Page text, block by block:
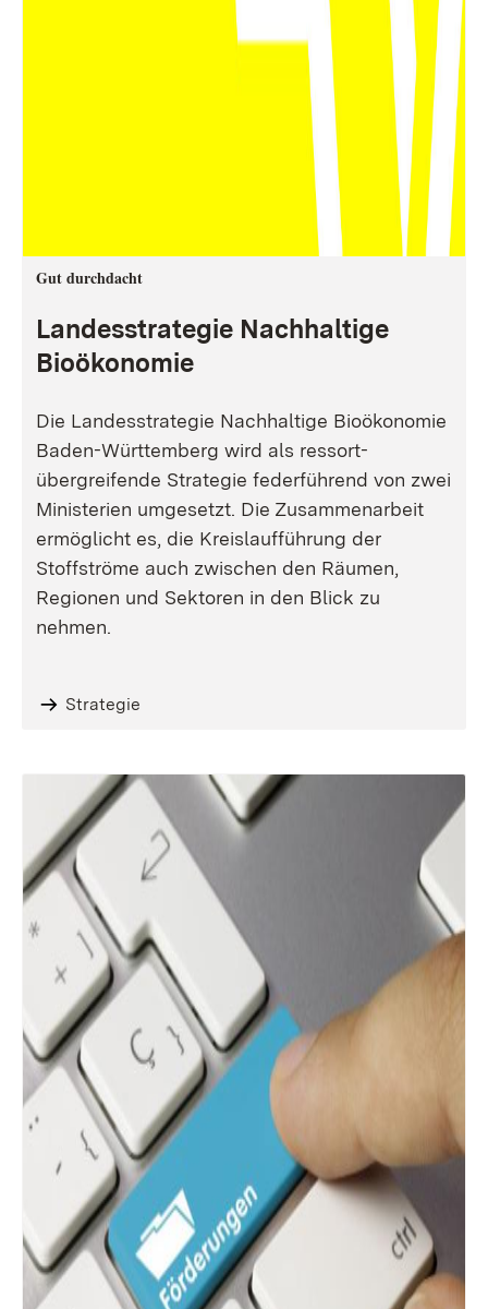
Gut durchdacht
Landesstrategie Nachhaltige
Bioökonomie
Die Landesstrategie Nachhaltige Bioökonomie
Baden-Württemberg wird als ressort-
übergreifende Strategie federführend von zwei
Ministerien umgesetzt. Die Zusammenarbeit
ermöglicht es, die Kreislaufführung der
Stoffströme auch zwischen den Räumen,
Regionen und Sektoren in den Blick zu
nehmen.
Strategie